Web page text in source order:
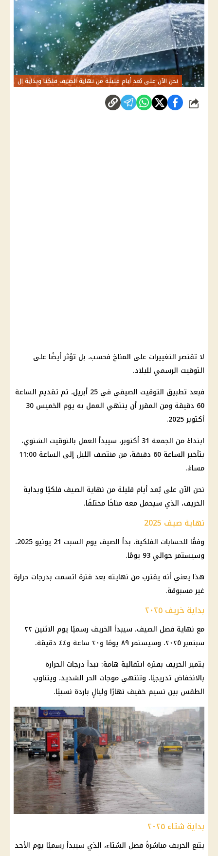
نحن الآن على بُعد أيام قليلة من نهاية الصيف فلكيًا وبداية ال
شارك
لا تقتصر التغييرات على المناخ فحسب، بل تؤثر أيضًا على
التوقيت الرسمي للبلاد.
فبعد تطبيق التوقيت الصيفي في 25 أبريل، تم تقديم الساعة
60 دقيقة ومن المقرر أن ينتهي العمل به يوم الخميس 30
أكتوبر 2025.
ابتداءً من الجمعة 31 أكتوبر، سيبدأ العمل بالتوقيت الشتوي،
بتأخير الساعة 60 دقيقة، من منتصف الليل إلى الساعة 11:00
مساءً.
نحن الآن على بُعد أيام قليلة من نهاية الصيف فلكيًا وبداية
الخريف، الذي سيحمل معه مناخًا مختلفًا.
نهاية صيف 2025
وفقًا للحسابات الفلكية، بدأ الصيف يوم السبت 21 يونيو 2025،
وسيستمر حوالي 93 يومًا.
هذا يعني أنه يقترب من نهايته بعد فترة اتسمت بدرجات حرارة
غير مسبوقة.
بداية خريف ٢٠٢٥
مع نهاية فصل الصيف، سيبدأ الخريف رسميًا يوم الاثنين ٢٢
سبتمبر ٢٠٢٥، وسيستمر ٨٩ يومًا و٢٠ ساعة و٤٤ دقيقة.
يتميز الخريف بفترة انتقالية هامة: تبدأ درجات الحرارة
بالانخفاض تدريجيًا، وتنتهي موجات الحر الشديد، ويتناوب
الطقس بين نسيم خفيف نهارًا وليالٍ باردة نسبيًا.
بداية شتاء ٢٠٢٥
يتبع الخريف مباشرةً فصل الشتاء، الذي سيبدأ رسميًا يوم الأحد